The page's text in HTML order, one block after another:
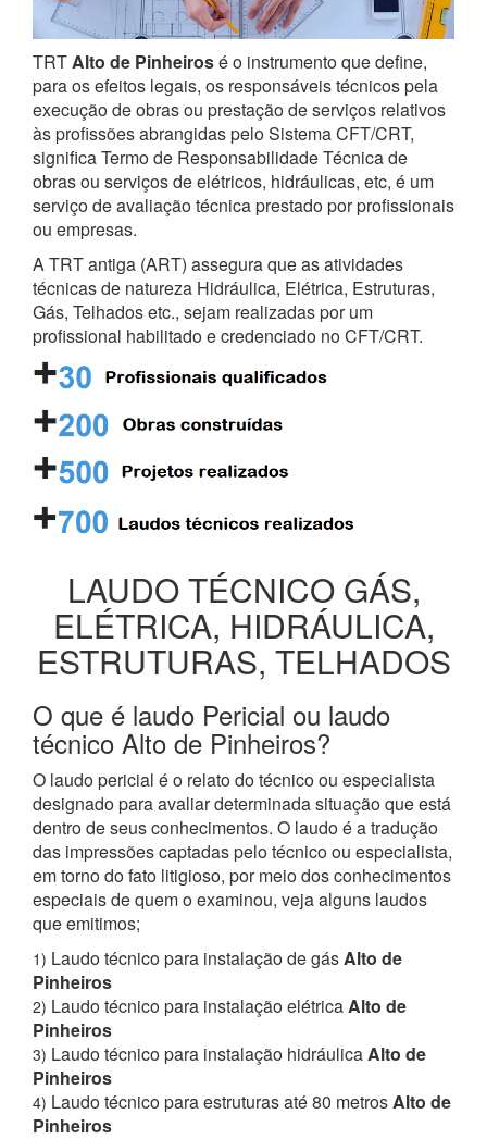
TRTAlto de Pinheirosé o instrumento que define,
para os efeitos legais, os responsáveis técnicos pela
execução de obras ou prestação de serviços relativos
às profissões abrangidas pelo Sistema CFT/CRT,
significa Termo de Responsabilidade Técnica de
obras ou serviços de elétricos, hidráulicas, etc, é um
serviço de avaliação técnica prestado por profissionais
ou empresas.
A TRT antiga (ART) assegura que as atividades
técnicas de natureza Hidráulica, Elétrica, Estruturas,
Gás, Telhados etc., sejam realizadas por um
profissional habilitado e credenciado no CFT/CRT.
LAUDO TÉCNICO GÁS,
ELÉTRICA, HIDRÁULICA,
ESTRUTURAS, TELHADOS
O que é laudo Pericial ou laudo
técnico Alto de Pinheiros?
O laudo pericial é o relato do técnico ou especialista
designado para avaliar determinada situação que está
dentro de seus conhecimentos. O laudo é a tradução
das impressões captadas pelo técnico ou especialista,
em torno do fato litigioso, por meio dos conhecimentos
especiais de quem o examinou, veja alguns laudos
que emitimos;
1) Laudo técnico para instalação de gásAlto de
Pinheiros
2) Laudo técnico para instalação elétricaAlto de
Pinheiros
3) Laudo técnico para instalação hidráulicaAlto de
Pinheiros
4) Laudo técnico para estruturas até 80 metrosAlto de
Pinheiros